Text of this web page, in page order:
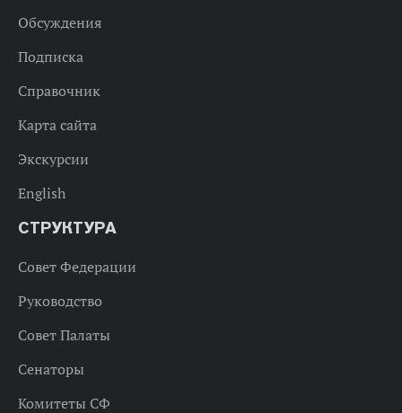
Обсуждения
Подписка
Справочник
Карта сайта
Экскурсии
English
СТРУКТУРА
Совет Федерации
Руководство
Совет Палаты
Сенаторы
Комитеты СФ